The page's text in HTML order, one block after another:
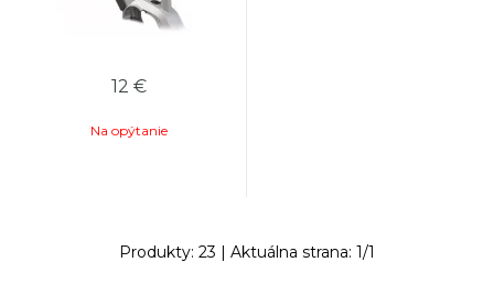
12 €
Na opýtanie
Produkty: 23 | Aktuálna strana: 1/1